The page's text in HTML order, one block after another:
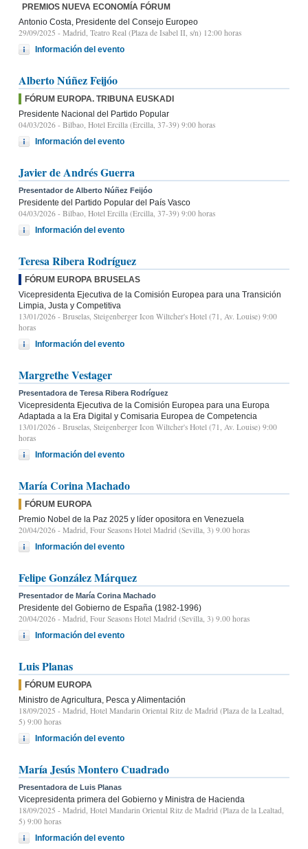
PREMIOS NUEVA ECONOMÍA FÓRUM
Antonio Costa, Presidente del Consejo Europeo
29/09/2025 - Madrid, Teatro Real (Plaza de Isabel II, s/n) 12:00 horas
Información del evento
Alberto Núñez Feijóo
FÓRUM EUROPA. TRIBUNA EUSKADI
Presidente Nacional del Partido Popular
04/03/2026 - Bilbao, Hotel Ercilla (Ercilla, 37-39) 9:00 horas
Información del evento
Javier de Andrés Guerra
Presentador de Alberto Núñez Feijóo
Presidente del Partido Popular del País Vasco
04/03/2026 - Bilbao, Hotel Ercilla (Ercilla, 37-39) 9:00 horas
Información del evento
Teresa Ribera Rodríguez
FÓRUM EUROPA BRUSELAS
Vicepresidenta Ejecutiva de la Comisión Europea para una Transición
Limpia, Justa y Competitiva
13/01/2026 - Bruselas, Steigenberger Icon Wiltcher's Hotel (71, Av. Louise) 9:00
horas
Información del evento
Margrethe Vestager
Presentadora de Teresa Ribera Rodríguez
Vicepresidenta Ejecutiva de la Comisión Europea para una Europa
Adaptada a la Era Digital y Comisaria Europea de Competencia
13/01/2026 - Bruselas, Steigenberger Icon Wiltcher's Hotel (71, Av. Louise) 9:00
horas
Información del evento
María Corina Machado
FÓRUM EUROPA
Premio Nobel de la Paz 2025 y líder opositora en Venezuela
20/04/2026 - Madrid, Four Seasons Hotel Madrid (Sevilla, 3) 9.00 horas
Información del evento
Felipe González Márquez
Presentador de María Corina Machado
Presidente del Gobierno de España (1982-1996)
20/04/2026 - Madrid, Four Seasons Hotel Madrid (Sevilla, 3) 9.00 horas
Información del evento
Luis Planas
FÓRUM EUROPA
Ministro de Agricultura, Pesca y Alimentación
18/09/2025 - Madrid, Hotel Mandarin Oriental Ritz de Madrid (Plaza de la Lealtad,
5) 9:00 horas
Información del evento
María Jesús Montero Cuadrado
Presentadora de Luis Planas
Vicepresidenta primera del Gobierno y Ministra de Hacienda
18/09/2025 - Madrid, Hotel Mandarin Oriental Ritz de Madrid (Plaza de la Lealtad,
5) 9:00 horas
Información del evento